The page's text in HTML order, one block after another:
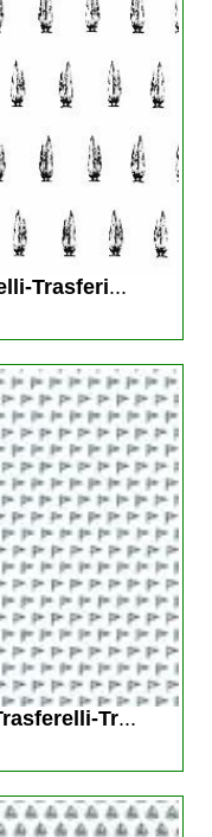
Trasferi...
Tr...